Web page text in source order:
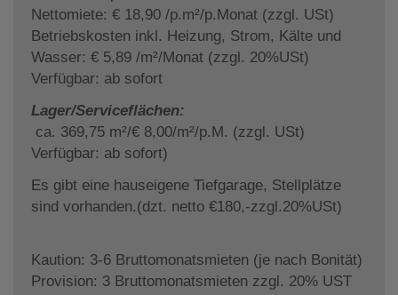
Nettomiete: € 18,90 /p.m²/p.Monat (zzgl. USt)
Betriebskosten inkl. Heizung, Strom, Kälte und
Wasser: € 5,89 /m²/Monat (zzgl. 20%USt)
Verfügbar: ab sofort
Lager/Serviceflächen:
ca. 369,75 m²/€ 8,00/m²/p.M. (zzgl. USt)
Verfügbar: ab sofort)
Es gibt eine hauseigene Tiefgarage, Stellplätze
sind vorhanden.(dzt. netto €180,-zzgl.20%USt)
Kaution: 3-6 Bruttomonatsmieten (je nach Bonität)
Provision: 3 Bruttomonatsmieten zzgl. 20% UST